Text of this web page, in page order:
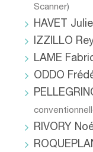
Scanner)
HAVET
IZZILLO
LAME
ODDO
RIVORY